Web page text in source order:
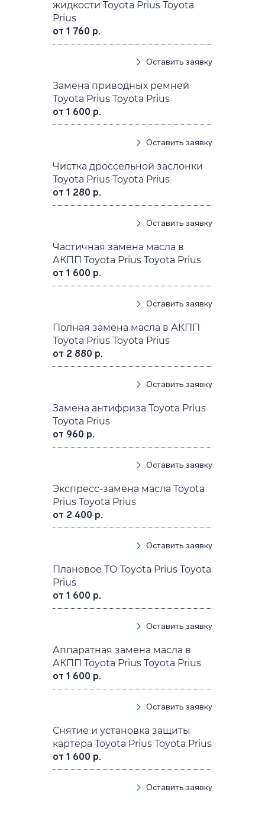
жидкости Toyota Prius Toyota
Prius
от 1 760 р.
Оставить заявку
Замена приводных ремней
Toyota Prius Toyota Prius
от 1 600 р.
Оставить заявку
Чистка дроссельной заслонки
Toyota Prius Toyota Prius
от 1 280 р.
Оставить заявку
Частичная замена масла в
АКПП Toyota Prius Toyota Prius
от 1 600 р.
Оставить заявку
Полная замена масла в АКПП
Toyota Prius Toyota Prius
от 2 880 р.
Оставить заявку
Замена антифриза Toyota Prius
Toyota Prius
от 960 р.
Оставить заявку
Экспресс-замена масла Toyota
Prius Toyota Prius
от 2 400 р.
Оставить заявку
Плановое ТО Toyota Prius Toyota
Prius
от 1 600 р.
Оставить заявку
Аппаратная замена масла в
АКПП Toyota Prius Toyota Prius
от 1 600 р.
Оставить заявку
Снятие и установка защиты
картера Toyota Prius Toyota Prius
от 1 600 р.
Оставить заявку